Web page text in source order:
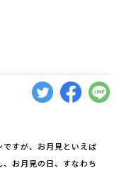
すが、お月見といえば
、お月見の日、すなわち